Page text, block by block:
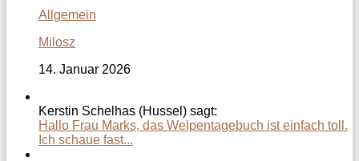
Allgemein
Milosz
14. Januar 2026
Kerstin Schelhas (Hussel) sagt:
Hallo Frau Marks, das Welpentagebuch ist einfach toll.
Ich schaue fast...